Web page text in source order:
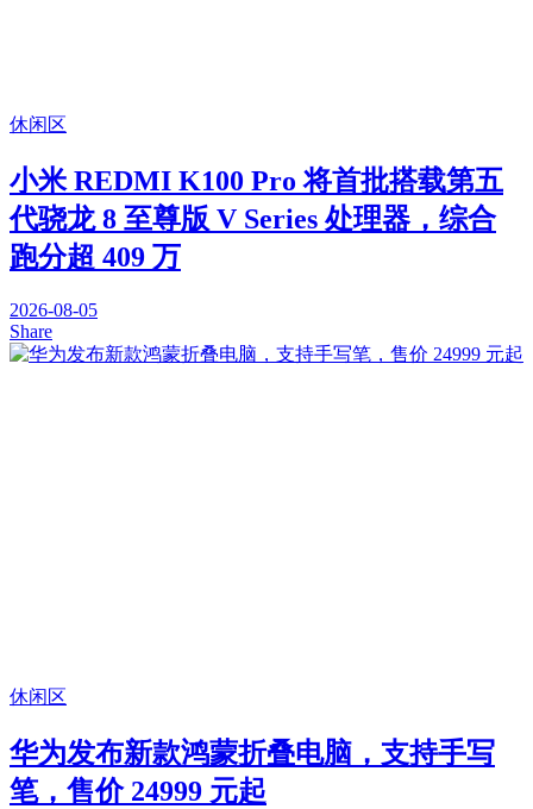
休闲区
小米 REDMI K100 Pro 将首批搭载第五
代骁龙 8 至尊版 V Series 处理器，综合
跑分超 409 万
2026-08-05
Share
休闲区
华为发布新款鸿蒙折叠电脑，支持手写
笔，售价 24999 元起